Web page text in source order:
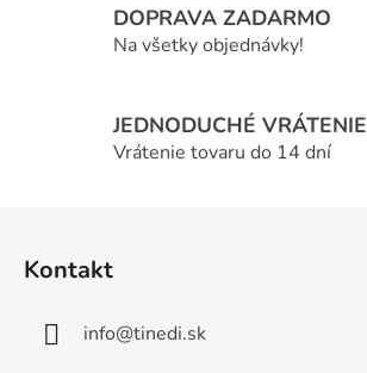
i
e
v
k
DOPRAVA ZADARMO
Na všetky objednávky!
JEDNODUCHÉ VRÁTENIE
Vrátenie tovaru do 14 dní
Kontakt
info@tinedi.sk